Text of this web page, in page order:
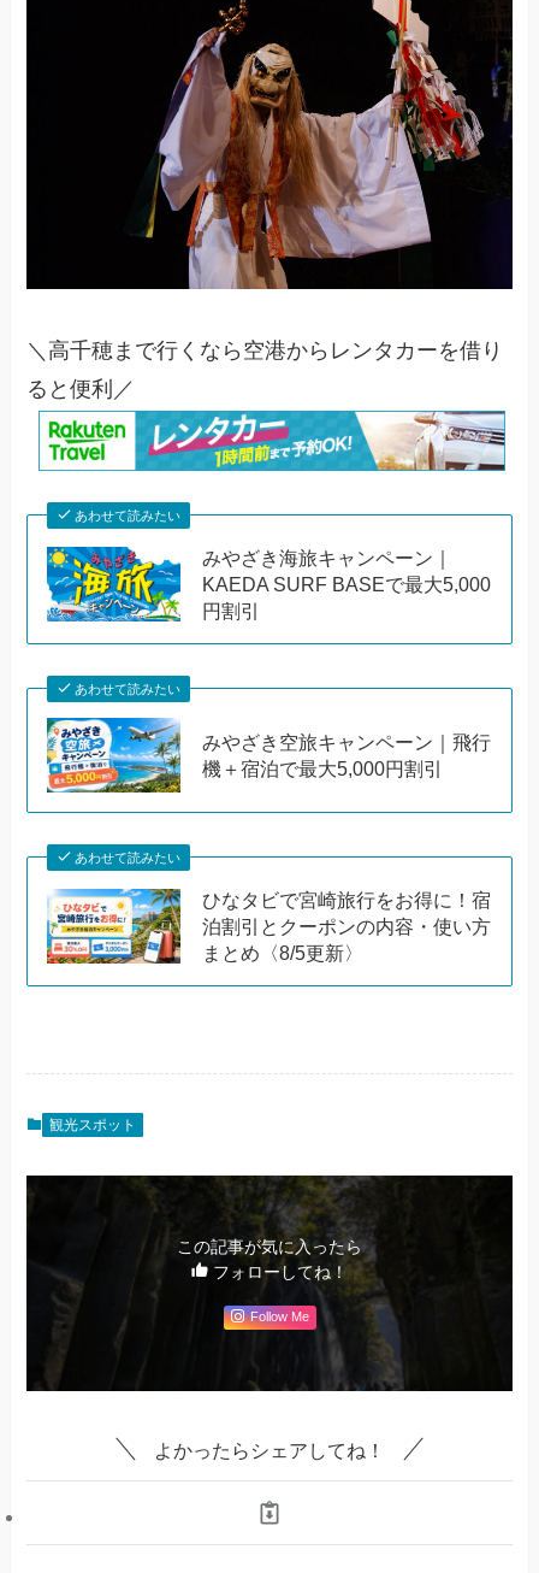
＼高千穂まで行くなら空港からレンタカーを借り
ると便利／
あわせて読みたい
みやざき海旅キャンペーン｜
KAEDA SURF BASEで最大5,000
円割引
あわせて読みたい
みやざき空旅キャンペーン｜飛行
機＋宿泊で最大5,000円割引
あわせて読みたい
ひなタビで宮崎旅行をお得に！宿
泊割引とクーポンの内容・使い方
まとめ〈8/5更新〉
観光スポット
この記事が気に入ったら
フォローしてね！
Follow Me
よかったらシェアしてね！